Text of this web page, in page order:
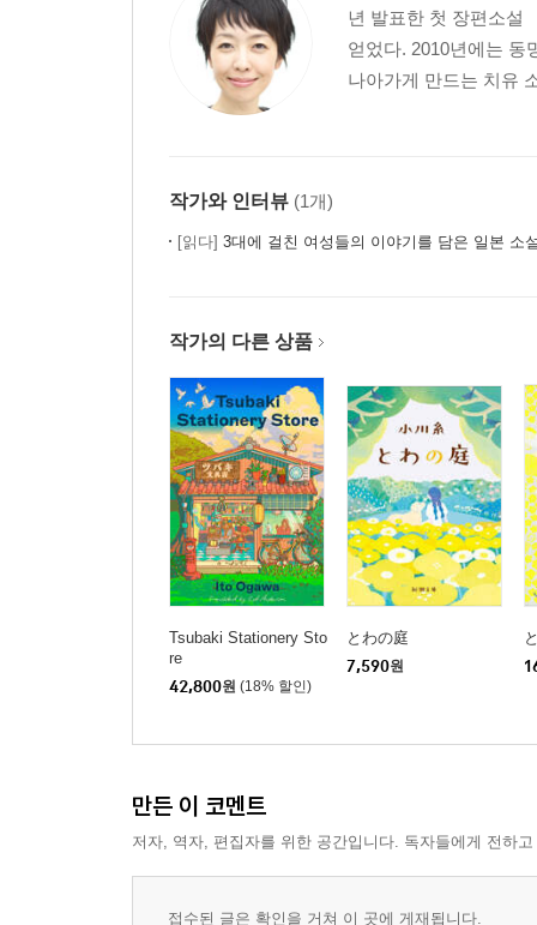
년 발표한 첫 장편소설
얻었다. 2010년에는 동
나아가게 만드는 치유
작가와 인터뷰 (1개)
[읽다] 3대에 걸친 여성들의 이야기를 담은 일본 소
작가의 다른 상품
Tsubaki Stationery Sto
re
42,800원 (18% 할인)
とわの庭
7,590원
만든 이 코멘트
저자, 역자, 편집자를 위한 공간입니다. 독자들에게 전하
접수된 글은 확인을 거쳐 이 곳에 게재됩니다.